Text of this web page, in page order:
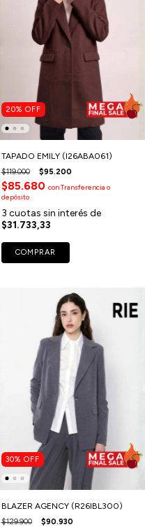
20% OFF
TAPADO EMILY (I26ABA061)
$119.000 $95.200
$85.680 conTransferencia o
depósito
3 cuotas sin interés de
$31.733,33
COMPRAR
30% OFF
BLAZER AGENCY (R26IBL300)
$129.900 $90.930